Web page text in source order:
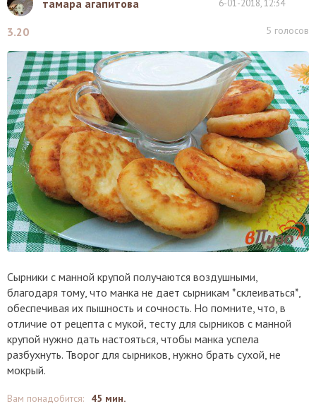
тамара агапитова 6-01-2018, 12:34
3.20 5 голосов
Сырники с манной крупой получаются воздушными,
благодаря тому, что манка не дает сырникам *склеиваться*,
обеспечивая их пышность и сочность. Но помните, что, в
отличие от рецепта с мукой, тесту для сырников с манной
крупой нужно дать настояться, чтобы манка успела
разбухнуть. Творог для сырников, нужно брать сухой, не
мокрый.
Вам понадобится:
45 мин.